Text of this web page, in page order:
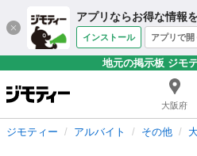
アプリならお得な情報
インストール アプリで開
地元の掲示板 ジモ
大阪府
ジモティー アルバイト その他